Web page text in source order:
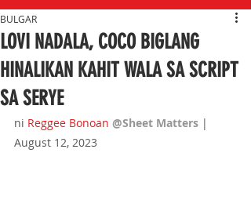
LOVI NADALA, COCO BIGLANG
HINALIKAN KAHIT WALA SA SCRIPT
SA SERYE
BULGAR
ni Reggee Bonoan @Sheet Matters |
August 12, 2023